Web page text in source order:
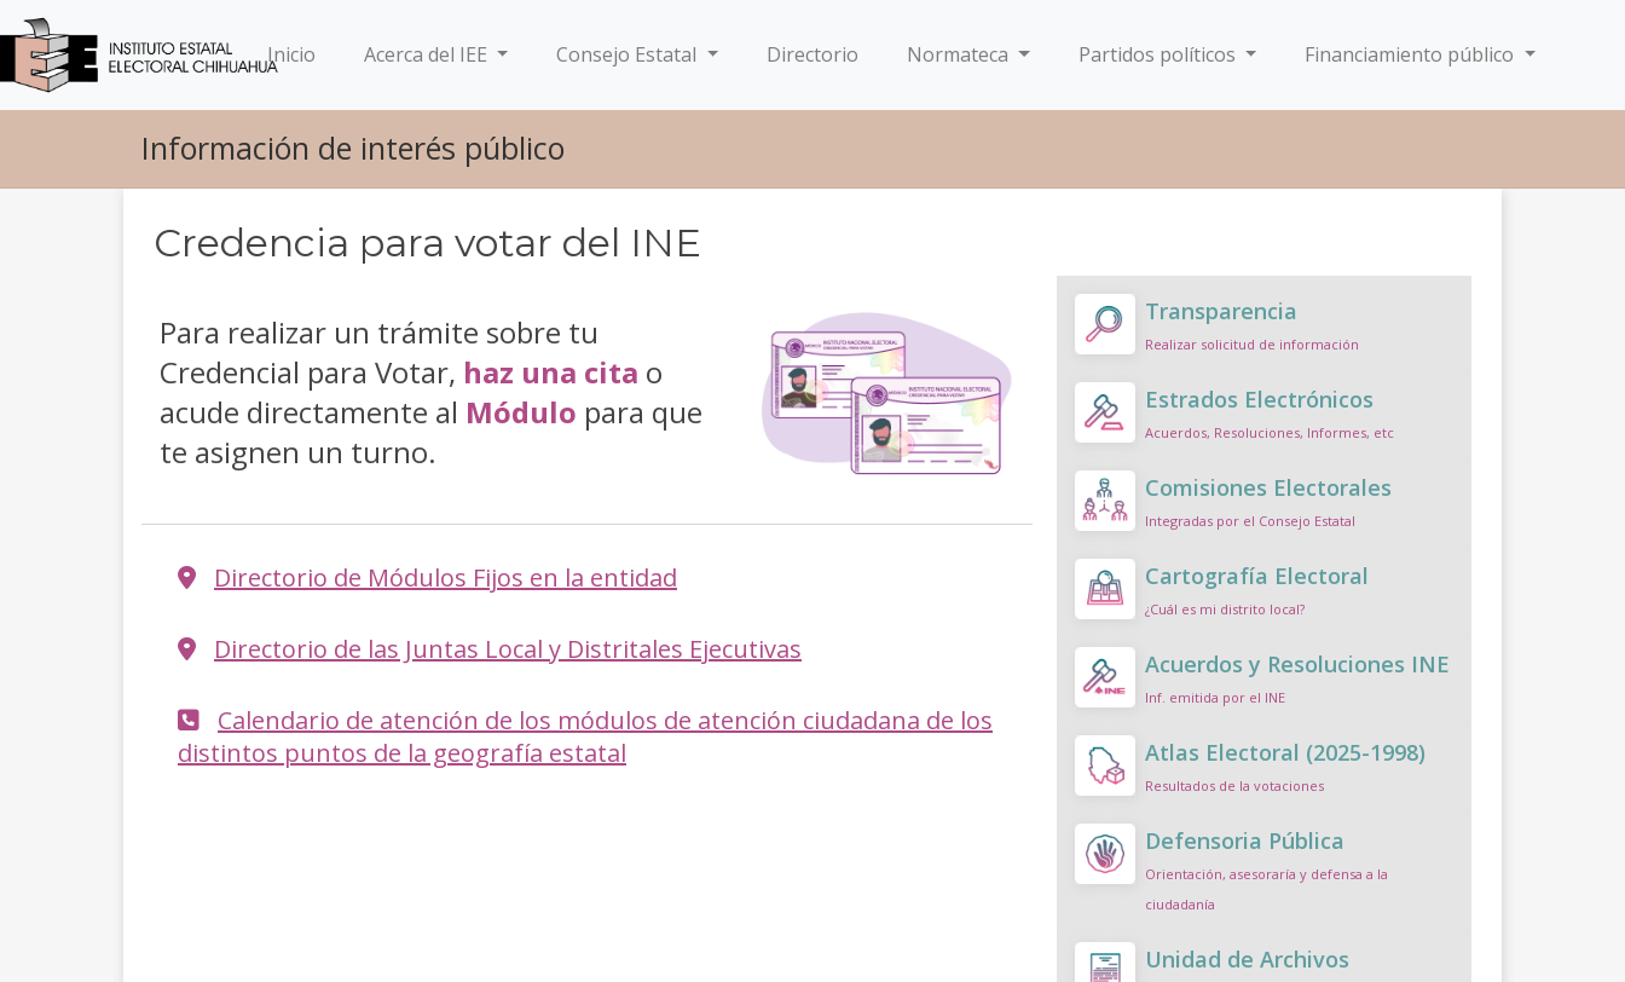
Inicio(current)Acerca del IEE Consejo Estatal Directorio Normateca Partidos políticos Financiamiento público
Información de interés público
Credencia para votar del INE
Para realizar un trámite sobre tu
Credencial para Votar, haz una cita o
acude directamente al Módulo para que
te asignen un turno.
Directorio de Módulos Fijos en la entidad
Directorio de las Juntas Local y Distritales Ejecutivas
Calendario de atención de los módulos de atención ciudadana de los
distintos puntos de la geografía estatal
Transparencia
Realizar solicitud de información
Estrados Electrónicos
Acuerdos, Resoluciones, Informes, etc
Comisiones Electorales
Integradas por el Consejo Estatal
Cartografía Electoral
¿Cuál es mi distrito local?
Acuerdos y Resoluciones INE
Inf. emitida por el INE
Atlas Electoral (2025-1998)
Resultados de la votaciones
Defensoria Pública
Orientación, asesoraría y defensa a la
ciudadanía
Unidad de Archivos